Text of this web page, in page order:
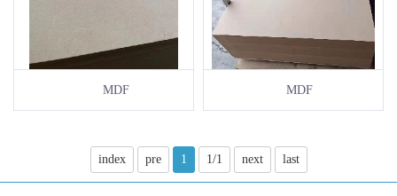
MDF MDF
index pre 1 1/1 next last